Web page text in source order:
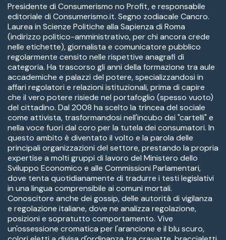
Presidente di Consumerismo no Profit, e responsabile
editoriale di Consumerismo.it. Segno zodiacale Cancro.
Laurea in Scienze Politiche alla Sapienza di Roma
(indirizzo politico-amministrativo, per chi ancora crede
nelle etichette), giornalista e comunicatore pubblico
regolarmente censito nelle rispettive anagrafi di
categoria. Ha trascorso gli anni della formazione tra aule
accademiche e palazzi del potere, specializzandosi in
affari regolatori e relazioni istituzionali, prima di capire
che il vero potere risiede nel portafoglio (spesso vuoto)
del cittadino. Dal 2008 ha scelto la trincea del sociale
come attivista, trasformandosi nell'incubo dei "cartelli" e
nella voce fuori dal coro per la tutela dei consumatori. In
questo ambito è diventato il volto e la parola delle
principali organizzazioni del settore, prestando la propria
expertise a molti gruppi di lavoro del Ministero dello
Sviluppo Economico e alle Commissioni Parlamentari,
dove tenta quotidianamente di tradurre i testi legislativi
in una lingua comprensibile ai comuni mortali.
Conoscitore anche dei gossip, delle autorità di vigilanza
e regolazione italiane, dove ne analizza regolazione,
posizioni e sopratutto comportamento. Vive
un'ossessione cromatica per l'arancione e il blu scuro,